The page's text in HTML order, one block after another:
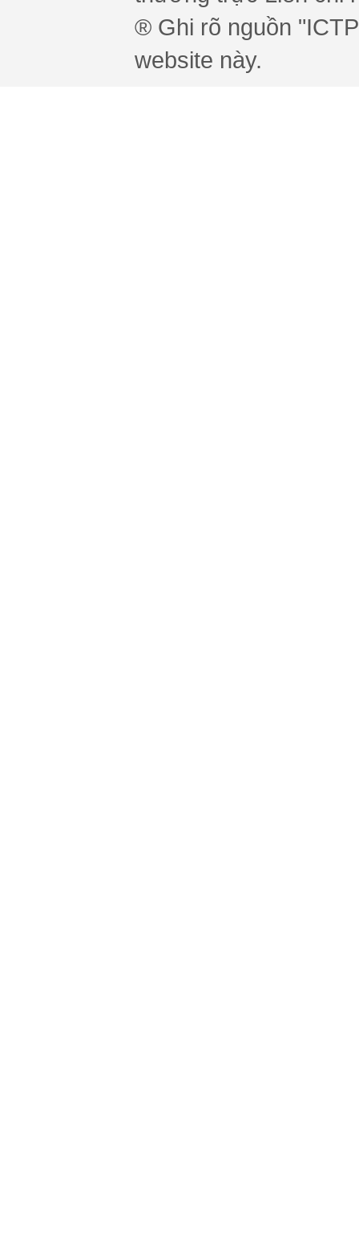
® Ghi rõ nguồn
website này.